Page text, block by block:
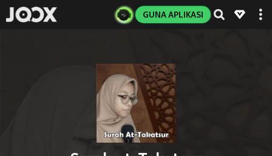
GUNA APLIKASI